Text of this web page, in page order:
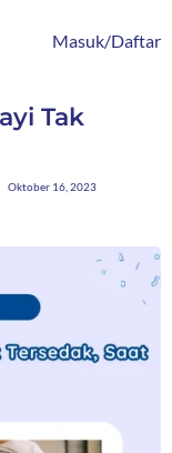
Masuk/Daftar
Tak
Oktober 16, 2023